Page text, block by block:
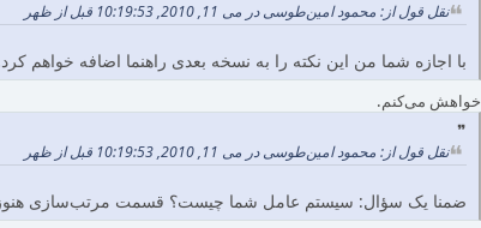
نقل قول از: محمود امین‌طوسی در می 11, 2010, 10:19:53 قبل از ظهر
با اجازه شما من این نکته را به نسخه بعدی راهنما اضافه خواهم
خواهش می‌کنم.
نقل قول از: محمود امین‌طوسی در می 11, 2010, 10:19:53 قبل از ظهر
ضمنا یک سؤال: سیستم عامل شما چیست؟ قسمت مرتب‌سازی هنوز